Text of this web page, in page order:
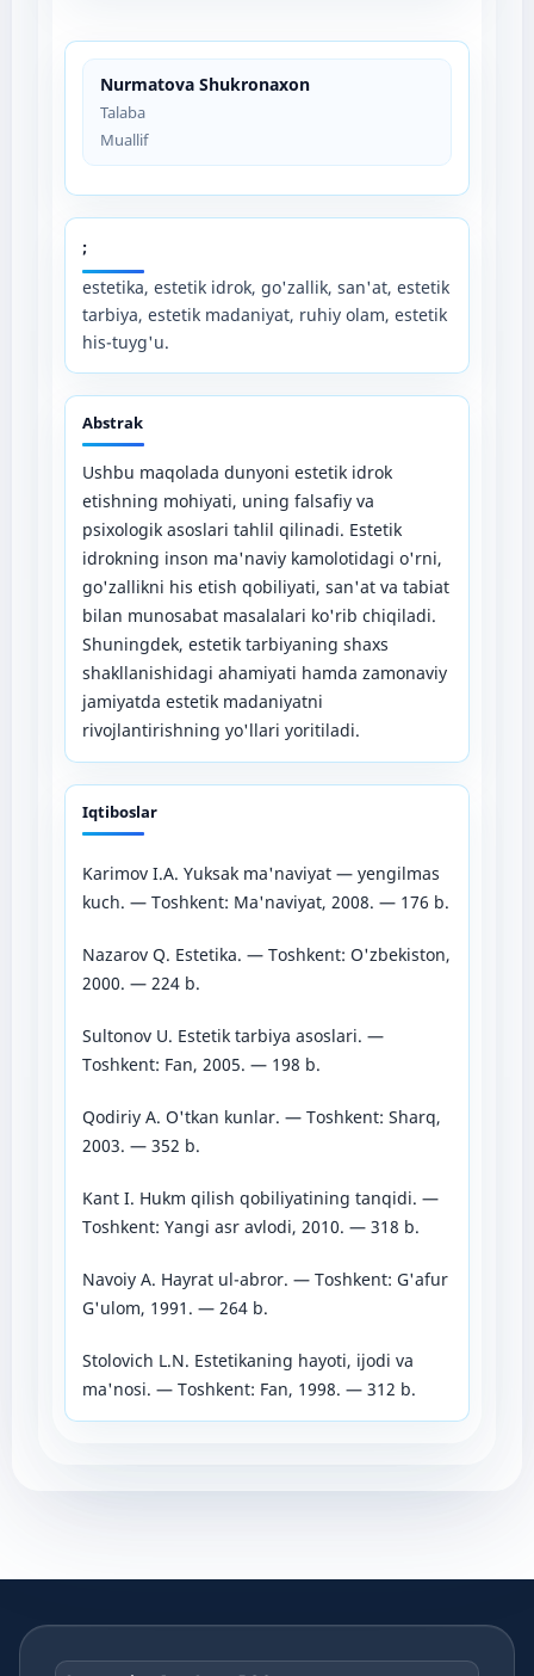
Nurmatova Shukronaxon
Talaba
Muallif
;
estetika, estetik idrok, go'zallik, san'at, estetik
tarbiya, estetik madaniyat, ruhiy olam, estetik
his-tuyg'u.
Abstrak
Ushbu maqolada dunyoni estetik idrok
etishning mohiyati, uning falsafiy va
psixologik asoslari tahlil qilinadi. Estetik
idrokning inson ma'naviy kamolotidagi o'rni,
go'zallikni his etish qobiliyati, san'at va tabiat
bilan munosabat masalalari ko'rib chiqiladi.
Shuningdek, estetik tarbiyaning shaxs
shakllanishidagi ahamiyati hamda zamonaviy
jamiyatda estetik madaniyatni
rivojlantirishning yo'llari yoritiladi.
Iqtiboslar
Karimov I.A. Yuksak ma'naviyat — yengilmas
kuch. — Toshkent: Ma'naviyat, 2008. — 176 b.
Nazarov Q. Estetika. — Toshkent: O'zbekiston,
2000. — 224 b.
Sultonov U. Estetik tarbiya asoslari. —
Toshkent: Fan, 2005. — 198 b.
Qodiriy A. O'tkan kunlar. — Toshkent: Sharq,
2003. — 352 b.
Kant I. Hukm qilish qobiliyatining tanqidi. —
Toshkent: Yangi asr avlodi, 2010. — 318 b.
Navoiy A. Hayrat ul-abror. — Toshkent: G'afur
G'ulom, 1991. — 264 b.
Stolovich L.N. Estetikaning hayoti, ijodi va
ma'nosi. — Toshkent: Fan, 1998. — 312 b.